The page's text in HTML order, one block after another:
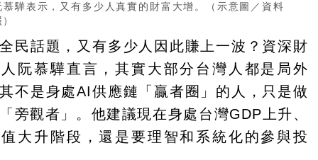
慕驊表示，又有多少人真實的財富大增。（示意圖／資料
民話題，又有多少人因此賺上一波？資深財
阮慕驊直言，其實大部分台灣人都是局外
不是身處AI供應鏈「贏者圈」的人，只是做
旁觀者」。他建議現在身處台灣GDP上升、
大升階段，還是要理智和系統化的參與投